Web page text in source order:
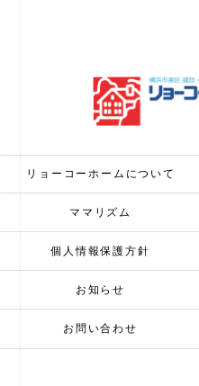
リョーコーホームについて
ママリズム
個人情報保護方針
お知らせ
お問い合わせ